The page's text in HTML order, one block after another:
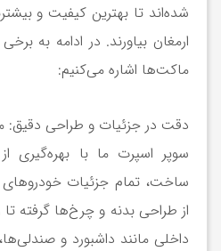
شده‌اند تا بهترین کیفیت و
ارمغان بیاورند. در ادامه به
ماکت‌ها اشاره می‌کنیم:
دقت در جزئیات و طراحی
سوپر اسپرت ما با بهره‌گیری
ساخت، تمام جزئیات خودروهای
از طراحی بدنه و چرخ‌ها گرفته
داخلی مانند داشبورد و